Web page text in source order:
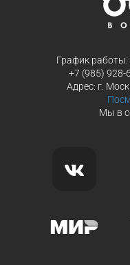
График работы:
+7 (985) 928-
Адрес: г.
Мы в